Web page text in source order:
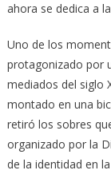
ahora se dedica a
Uno de los
protagonizado por
mediados del siglo
montado en una
retiró los sobres
organizado por la
de la identidad en